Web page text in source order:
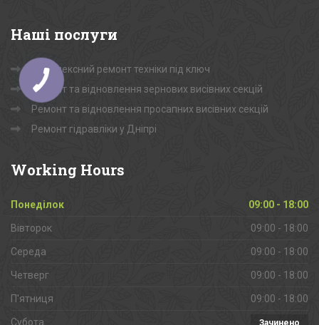
Наші послуги
Комплексний ремонт техніки під ключ
Ремонт та відновлення зернових висівних секцій
Ремонт та відновлення просапних висівних секцій
Ремонт гідравліки у Дніпрі
Working Hours
Понеділок 09:00 - 18:00
Вівторок 09:00 - 18:00
Середа 09:00 - 18:00
Четверг 09:00 - 18:00
П'ятниця 09:00 - 18:00
Субота Зачинено